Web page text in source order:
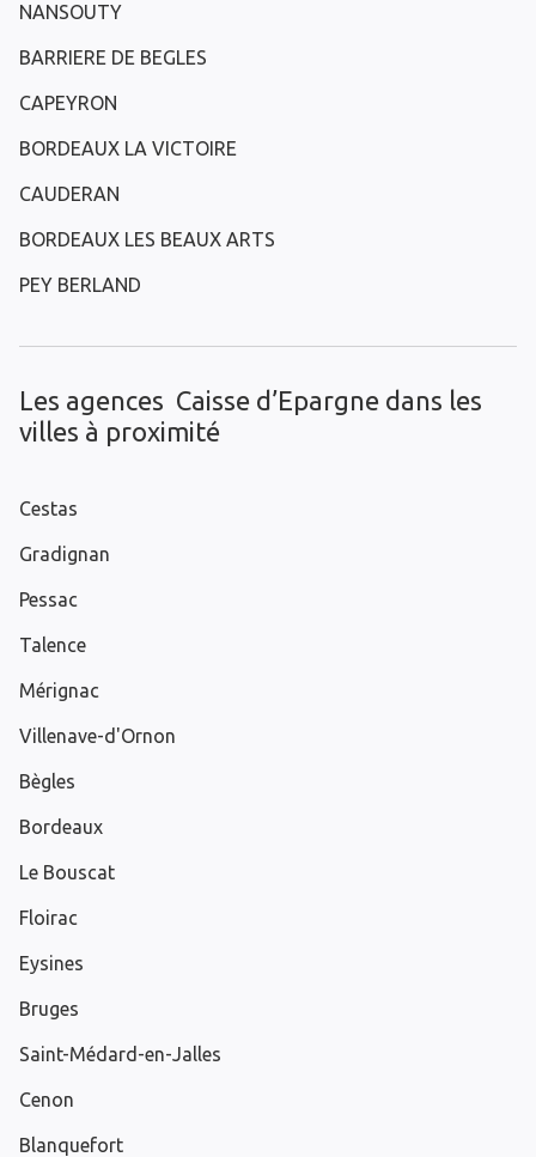
NANSOUTY
BARRIERE DE BEGLES
CAPEYRON
BORDEAUX LA VICTOIRE
CAUDERAN
BORDEAUX LES BEAUX ARTS
PEY BERLAND
Les agences Caisse d’Epargne dans les
villes à proximité
Cestas
Gradignan
Pessac
Talence
Mérignac
Villenave-d'Ornon
Bègles
Bordeaux
Le Bouscat
Floirac
Eysines
Bruges
Saint-Médard-en-Jalles
Cenon
Blanquefort